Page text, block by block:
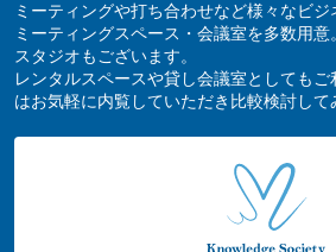
ミーティングや打ち合わせなど様々なビ
ミーティングスペース・会議室を多数用
スタジオもございます。
レンタルスペースや貸し会議室としても
はお気軽に内覧していただき比較検討して